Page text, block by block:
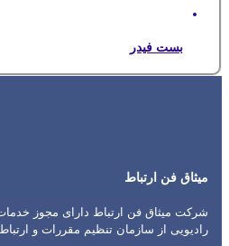
بست فیدر
میثاق فن ارتباط
شرکت میثاق فن ارتباط دارای مجوز
رادیویی از سازمان تنظیم مقررات و